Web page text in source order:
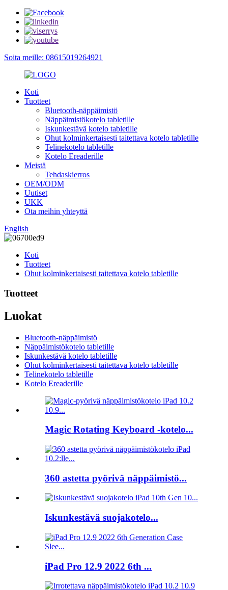
Soita meille: 08615019264921
Koti
Tuotteet
Bluetooth-näppäimistö
Näppäimistökotelo tabletille
Iskunkestävä kotelo tabletille
Ohut kolminkertaisesti taitettava kotelo tabletille
Telinekotelo tabletille
Kotelo Ereaderille
Meistä
Tehdaskierros
OEM/ODM
Uutiset
UKK
Ota meihin yhteyttä
English
Koti
Tuotteet
Ohut kolminkertaisesti taitettava kotelo tabletille
Tuotteet
Luokat
Bluetooth-näppäimistö
Näppäimistökotelo tabletille
Iskunkestävä kotelo tabletille
Ohut kolminkertaisesti taitettava kotelo tabletille
Telinekotelo tabletille
Kotelo Ereaderille
Magic Rotating Keyboard -kotelo...
360 astetta pyörivä näppäimistö...
Iskunkestävä suojakotelo...
iPad Pro 12.9 2022 6th ...